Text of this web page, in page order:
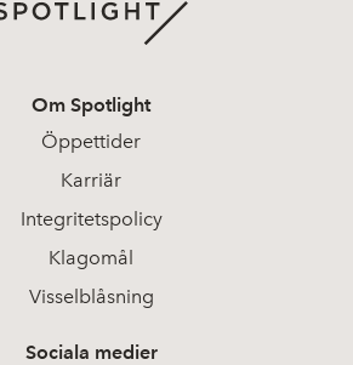
Om Spotlight
Öppettider
Karriär
Integritetspolicy
Klagomål
Visselblåsning
Sociala medier